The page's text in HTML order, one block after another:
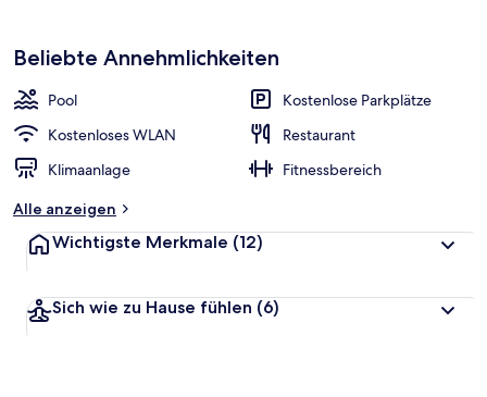
Beliebte Annehmlichkeiten
Pool
Kostenlose Parkplätze
Kostenloses WLAN
Restaurant
Klimaanlage
Fitnessbereich
Alle anzeigen
Wichtigste Merkmale (12)
Sich wie zu Hause fühlen (6)